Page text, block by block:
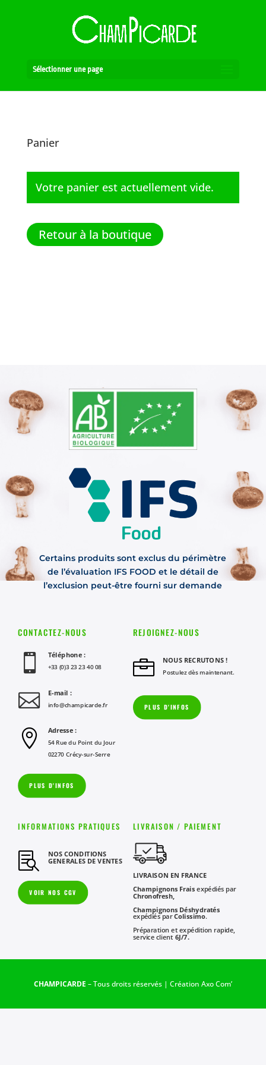
Sélectionner une page
Panier
Votre panier est actuellement vide.
Retour à la boutique
Certains produits sont exclus du périmètre
de l’évaluation IFS FOOD et le détail de
l’exclusion peut-être fourni sur demande
CONTACTEZ-NOUS
 Téléphone :
+33 (0)3 23 23 40 08
 E-mail :
info@champicarde.fr
 Adresse :
54 Rue du Point du Jour
02270 Crécy-sur-Serre
PLUS D'INFOS
REJOIGNEZ-NOUS
 NOUS RECRUTONS !
Postulez dès maintenant.
PLUS D'INFOS
INFORMATIONS PRATIQUES
 NOS CONDITIONS
GENERALES DE VENTES
VOIR NOS CGV
LIVRAISON / PAIEMENT
LIVRAISON EN FRANCE
Champignons Fraisexpédiés par
Chronofresh,
Champignons Déshydratés
expédiés parColissimo.
Préparation et expédition rapide,
service client 6J/7.
CHAMPICARDE – Tous droits réservés | Création Axo Com’